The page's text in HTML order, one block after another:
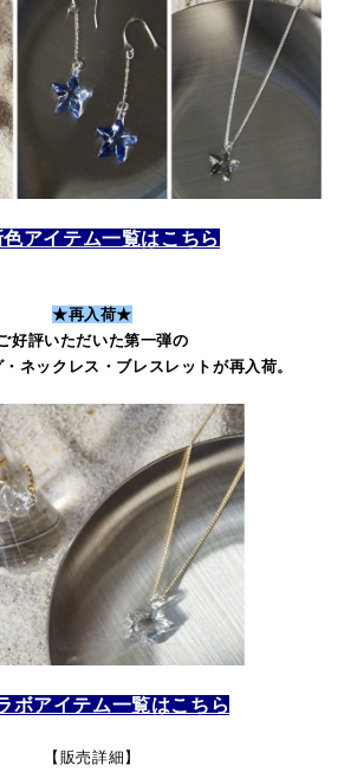
アイテム一覧はこちら
★再入荷★
好評いただいた第一弾の
ネックレス・ブレスレットが再入荷。
ボアイテム一覧はこちら
【販売詳細】